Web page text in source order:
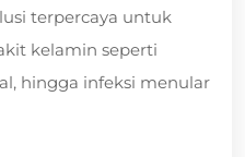
terpercaya untuk
kelamin seperti
hingga infeksi menular